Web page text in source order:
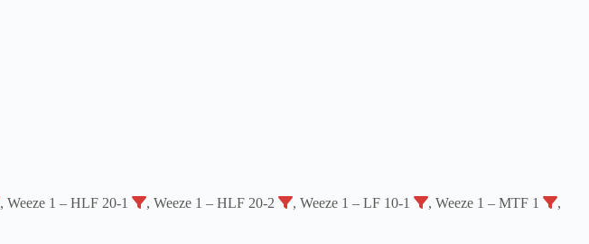
, Weeze 1 – HLF 20-1 , Weeze 1 – HLF 20-2 , Weeze 1 – LF 10-1 , Weeze 1 – MTF 1
,